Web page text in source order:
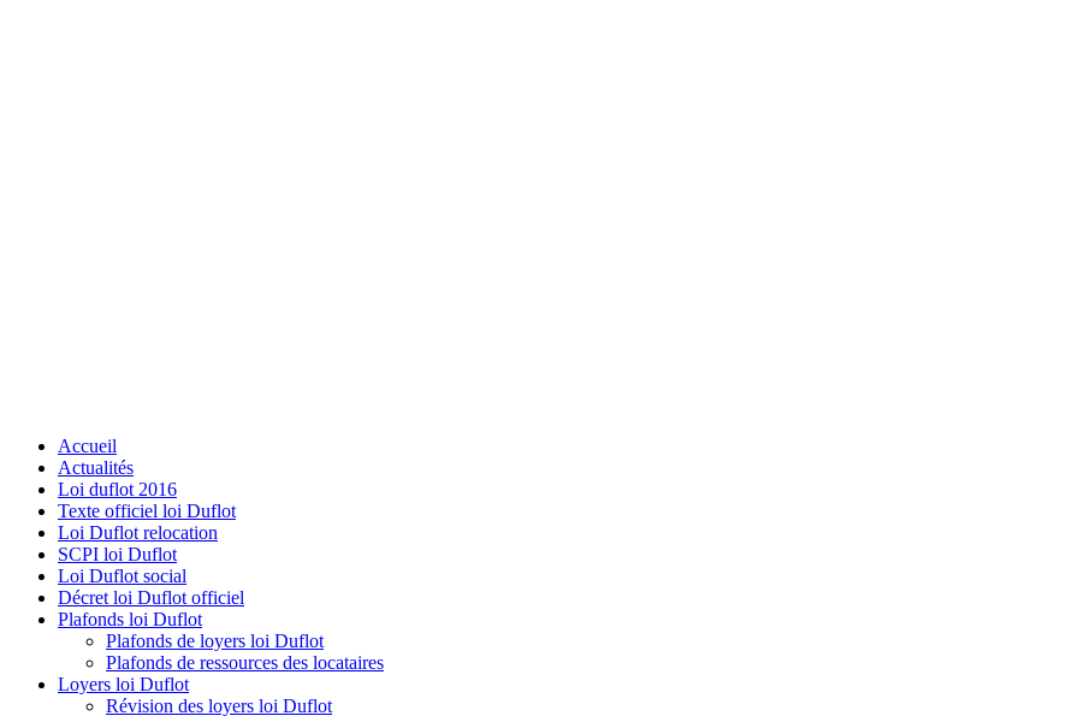
Accueil
Actualités
Loi duflot 2016
Texte officiel loi Duflot
Loi Duflot relocation
SCPI loi Duflot
Loi Duflot social
Décret loi Duflot officiel
Plafonds loi Duflot
Plafonds de loyers loi Duflot
Plafonds de ressources des locataires
Loyers loi Duflot
Révision des loyers loi Duflot